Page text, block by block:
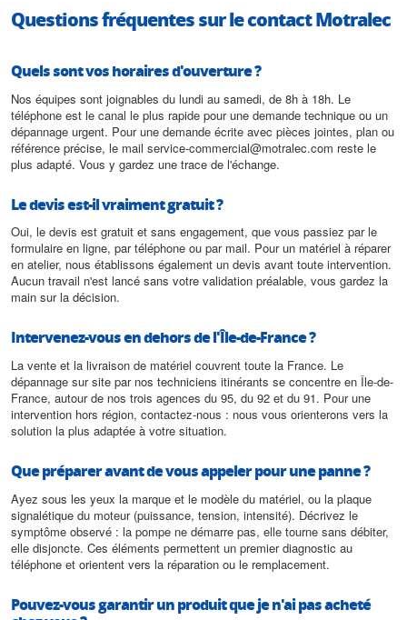
Questions fréquentes sur le contact Motralec
Quels sont vos horaires d'ouverture ?
Nos équipes sont joignables du lundi au samedi, de 8h à 18h. Le
téléphone est le canal le plus rapide pour une demande technique ou un
dépannage urgent. Pour une demande écrite avec pièces jointes, plan ou
référence précise, le mail service-commercial@motralec.com reste le
plus adapté. Vous y gardez une trace de l'échange.
Le devis est-il vraiment gratuit ?
Oui, le devis est gratuit et sans engagement, que vous passiez par le
formulaire en ligne, par téléphone ou par mail. Pour un matériel à réparer
en atelier, nous établissons également un devis avant toute intervention.
Aucun travail n'est lancé sans votre validation préalable, vous gardez la
main sur la décision.
Intervenez-vous en dehors de l'Île-de-France ?
La vente et la livraison de matériel couvrent toute la France. Le
dépannage sur site par nos techniciens itinérants se concentre en Île-de-
France, autour de nos trois agences du 95, du 92 et du 91. Pour une
intervention hors région, contactez-nous : nous vous orienterons vers la
solution la plus adaptée à votre situation.
Que préparer avant de vous appeler pour une panne ?
Ayez sous les yeux la marque et le modèle du matériel, ou la plaque
signalétique du moteur (puissance, tension, intensité). Décrivez le
symptôme observé : la pompe ne démarre pas, elle tourne sans débiter,
elle disjoncte. Ces éléments permettent un premier diagnostic au
téléphone et orientent vers la réparation ou le remplacement.
Pouvez-vous garantir un produit que je n'ai pas acheté